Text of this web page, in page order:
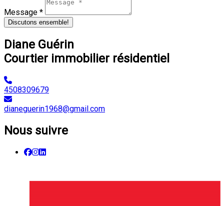
Message *
Discutons ensemble!
Diane Guérin
Courtier immobilier résidentiel
4508309679
dianeguerin1968@gmail.com
Nous suivre